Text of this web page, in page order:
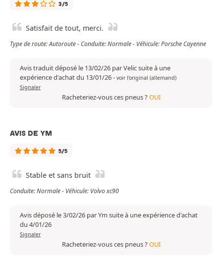
3/5
Satisfait de tout, merci.
Type de route: Autoroute - Conduite: Normale - Véhicule: Porsche Cayenne
Avis traduit déposé le 13/02/26 par Velic suite à une
expérience d'achat du 13/01/26- voir l'original (allemand)
Signaler
Racheteriez-vous ces pneus ?OUI
AVIS DE YM
5/5
Stable et sans bruit
Conduite: Normale - Véhicule: Volvo xc90
Avis déposé le 3/02/26 par Ym suite à une expérience d'achat
du 4/01/26
Signaler
Racheteriez-vous ces pneus ?OUI